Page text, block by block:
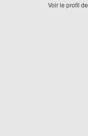
Voir le profil de